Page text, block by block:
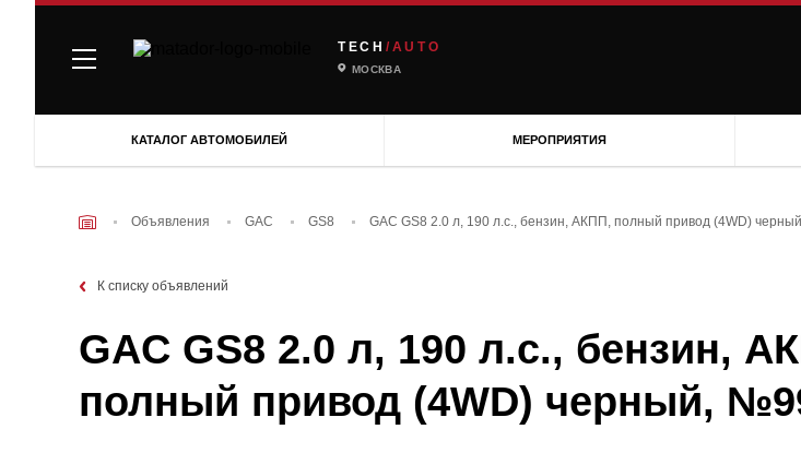
TECH /AUTO
МОСКВА
КАТАЛОГ АВТОМОБИЛЕЙ МЕРОПРИЯТИЯ
Объявления GAC GS8 GAC GS8 2.0 л, 190 л.с., бензин, АКПП, полный привод (4WD)
К списку объявлений
GAC GS8 2.0 л, 190 л.с., бензин,
полный привод (4WD) черный,